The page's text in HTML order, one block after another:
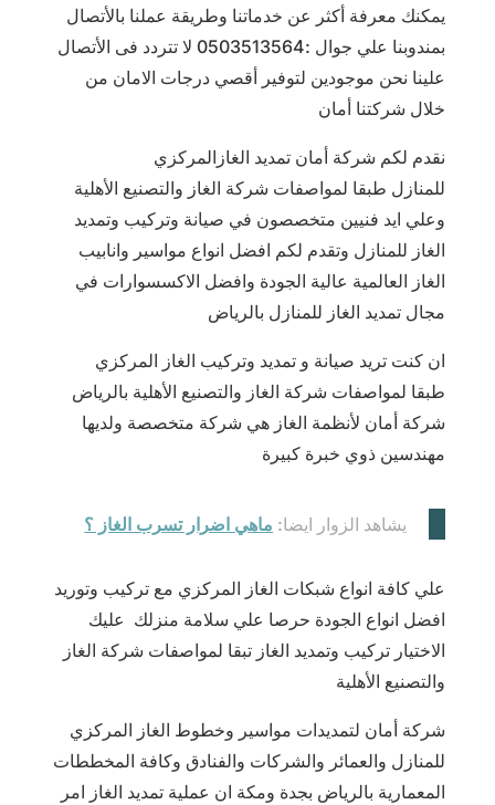
يمكنك معرفة أكثر عن خدماتنا وطريقة عملنا بالأتصال
بمندوبنا علي جوال :0503513564 لا تتردد فى الأتصال
علينا نحن موجودين لتوفير أقصي درجات الامان من
خلال شركتنا أمان
نقدم لكم شركة أمان تمديد الغازالمركزي
للمنازل طبقا لمواصفات شركة الغاز والتصنيع الأهلية
وعلي ايد فنيين متخصصون في صيانة وتركيب وتمديد
الغاز للمنازل وتقدم لكم افضل انواع مواسير وانابيب
الغاز العالمية عالية الجودة وافضل الاكسسوارات في
مجال تمديد الغاز للمنازل بالرياض
ان كنت تريد صيانة و تمديد وتركيب الغاز المركزي
طبقا لمواصفات شركة الغاز والتصنيع الأهلية بالرياض
شركة أمان لأنظمة الغاز هي شركة متخصصة ولديها
مهندسين ذوي خبرة كبيرة
يشاهد الزوار ايضا: ماهي اضرار تسرب الغاز ؟
علي كافة انواع شبكات الغاز المركزي مع تركيب وتوريد
افضل انواع الجودة حرصا علي سلامة منزلك عليك
الاختيار تركيب وتمديد الغاز تبقا لمواصفات شركة الغاز
والتصنيع الأهلية
شركة أمان لتمديدات مواسير وخطوط الغاز المركزي
للمنازل والعمائر والشركات والفنادق وكافة المخططات
المعمارية بالرياض بجدة ومكة ان عملية تمديد الغاز امر